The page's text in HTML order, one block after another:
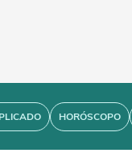
HORÓSCOPO